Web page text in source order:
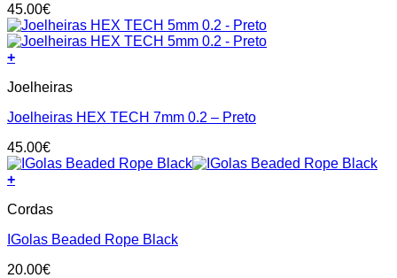
options
may
be
chosen
the
product
page
45.00€
+
product
multiple
The
options
may
chosen
on
the
product
Joelheiras
Joelheiras HEX TECH 7mm 0.2 – Preto
45.00€
+
Cordas
IGolas Beaded Rope Black
20.00€